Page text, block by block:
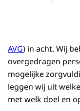
AVG) in acht. Wij
overgedragen
mogelijke
leggen wij uit
met welk doel en